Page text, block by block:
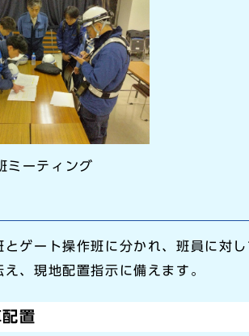
ミーティング
ゲート操作班に分かれ、班員に対
、現地配置指示に備えます。
置